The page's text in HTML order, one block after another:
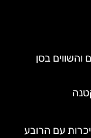
והשווים בסן
עם הרובע